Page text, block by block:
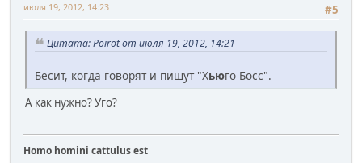
#5
июля 19, 2012, 14:23
Цитата: Poirot от июля 19, 2012, 14:21
Бесит, когда говорят и пишут "Хьюго Босс".
А как нужно? Уго?
Homo homini cattulus est